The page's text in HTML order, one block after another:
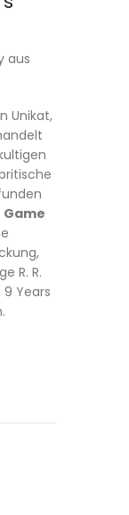
aus
Unikat,
Game
R. R.
Years